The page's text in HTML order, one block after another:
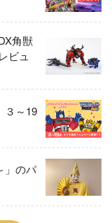
角獣
ビュ
３～19
」のパ